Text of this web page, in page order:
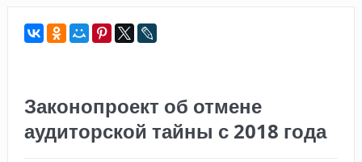
Законопроект об отмене
аудиторской тайны с 2018 года